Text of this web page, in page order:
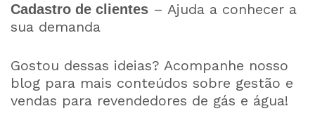
Cadastro de clientes – Ajuda a conhecer a
sua demanda
Gostou dessas ideias? Acompanhe nosso
blog para mais conteúdos sobre gestão e
vendas para revendedores de gás e água!